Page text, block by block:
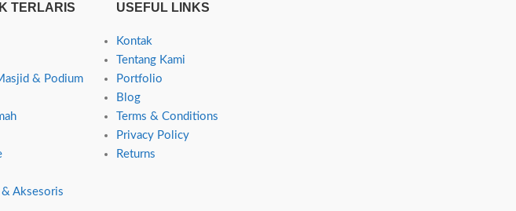
TERLARIS
& Podium
Aksesoris
USEFUL LINKS
Kontak
Tentang Kami
Portfolio
Blog
Terms & Conditions
Privacy Policy
Returns